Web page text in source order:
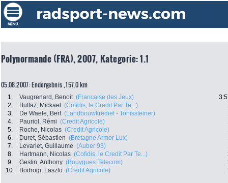
Polynormande (FRA), 2007, Kategorie: 1.1
05.08.2007: Endergebnis , 157.0 km
1. Vaugrenard, Benoit (Francaise des Jeux)
2.
Buffaz, Mickael (Cofidis, le Credit Par Te...)
3.
De Waele, Bert (Landbouwkrediet - Tonissteiner)
4.
Pauriol, Rémi (Credit Agricole)
5.
Roche, Nicolas (Credit Agricole)
6.
Duret, Sébastien (Bretagne Armor Lux)
7.
Levarlet, Guillaume (Auber 93)
8.
Hartmann, Nicolas (Cofidis, le Credit Par Te...)
9.
Geslin, Anthony (Bouygues Telecom)
10.
Bodrogi, Laszlo (Credit Agricole)